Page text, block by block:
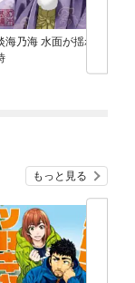
海乃海 水面が揺れる
もっと見る